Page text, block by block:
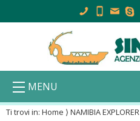
MENU
Ti trovi in: Home ⟩ NAMIBIA EXPLORER